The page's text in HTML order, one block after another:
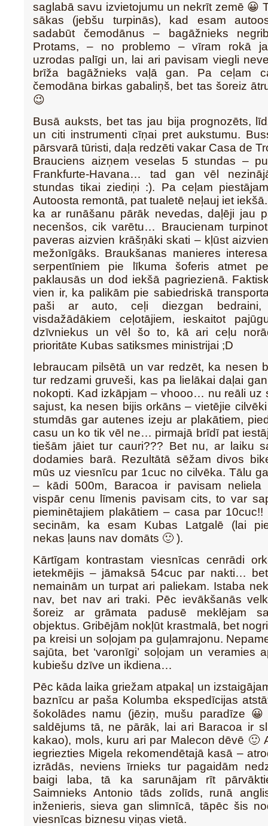
saglabā savu izvietojumu un nekrīt zemē 😀
sākas (jebšu turpinās), kad esam
sadabūt čemodānus – bagāžnieks
Protams, – no problemo – vīram rokā
uzrodas palīgi un, lai ari pavisam viegli
brīža bagāžnieks vaļā gan. Pa ceļam
čemodāna birkas gabaliņš, bet tas šoreiz
😉
Busā auksts, bet tas jau bija prognozēts,
un citi instrumenti cīņai pret aukstumu.
pārsvarā tūristi, daļa redzēti vakar Casa de
Brauciens aizņem veselas 5 stundas –
Frankfurte-Havana… tad gan vēl
stundas tikai ziediņi :). Pa ceļam
Autoosta remontā, pat tualetē neļauj iet
ka ar runāšanu pārāk nevedas, daļēji jau
necenšos, cik varētu… Braucienam
paveras aizvien krāšņāki skati – kļūst
mežonīgāks. Braukšanas manieres
serpentīniem pie līkuma šoferis atmet
paklausās un dod iekšā pagriezienā.
vien ir, ka palikām pie sabiedriskā
paši ar auto, ceļi diezgan bedraini,
visdažādākiem ceļotājiem, ieskaitot
dzīvniekus un vēl šo to, kā ari ceļu
prioritāte Kubas satiksmes ministrijai ;D
Iebraucam pilsētā un var redzēt, ka nesen
tur redzami gruveši, kas pa lielākai daļai
nokopti. Kad izkāpjam – vhooo… nu reāli uz
sajust, ka nesen bijis orkāns – vietējie
stumdās gar autenes izeju ar plakātiem,
casu un ko tik vēl ne… pirmajā brīdī pat
tiešām jāiet tur cauri??? Bet nu, ar laiku
dodamies barā. Rezultātā sēžam divos
mūs uz viesnīcu par 1cuc no cilvēka. Tālu
– kādi 500m, Baracoa ir pavisam
vispār cenu līmenis pavisam cits, to var
pieminētajiem plakātiem – casa par
secinām, ka esam Kubas Latgalē (lai
nekas ļauns nav domāts 🙂 ).
Kārtīgam kontrastam viesnīcas cenrādi
ietekmējis – jāmaksā 54cuc par nakti…
nemainām un turpat ari paliekam. Istaba
nav, bet nav ari traki. Pēc ievākšanās
šoreiz ar grāmata padusē meklējam
objektus. Gribējām nokļūt krastmalā, bet
pa kreisi un soļojam pa guļamrajonu.
sajūta, bet ‘varonīgi’ soļojam un veramies
kubiešu dzīve un ikdiena…
Pēc kāda laika griežam atpakaļ un
baznīcu ar paša Kolumba ekspedīcijas
šokolādes namu (jēziņ, mušu paradīze
saldējums tā, ne pārāk, lai ari Baracoa ir
kakao), mols, kuru ari par Malecon dēvē 🙂
iegriezties Migela rekomendētajā kasā –
izrādās, neviens īrnieks tur pagaidām
baigi laba, tā ka sarunājam rīt
Saimnieks Antonio tāds zolīds, runā
inženieris, sieva gan slimnīcā, tāpēc šis
viesnīcas biznesu viņas vietā.